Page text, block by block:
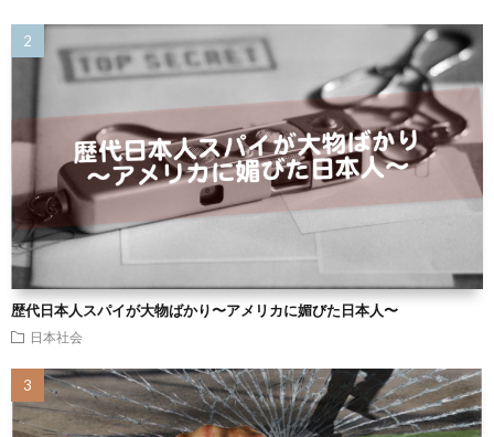
歴代日本人スパイが大物ばかり〜アメリカに媚びた日本人〜
日本社会